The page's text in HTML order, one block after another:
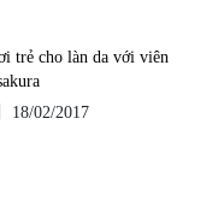
trẻ cho làn da với viên
18/02/2017